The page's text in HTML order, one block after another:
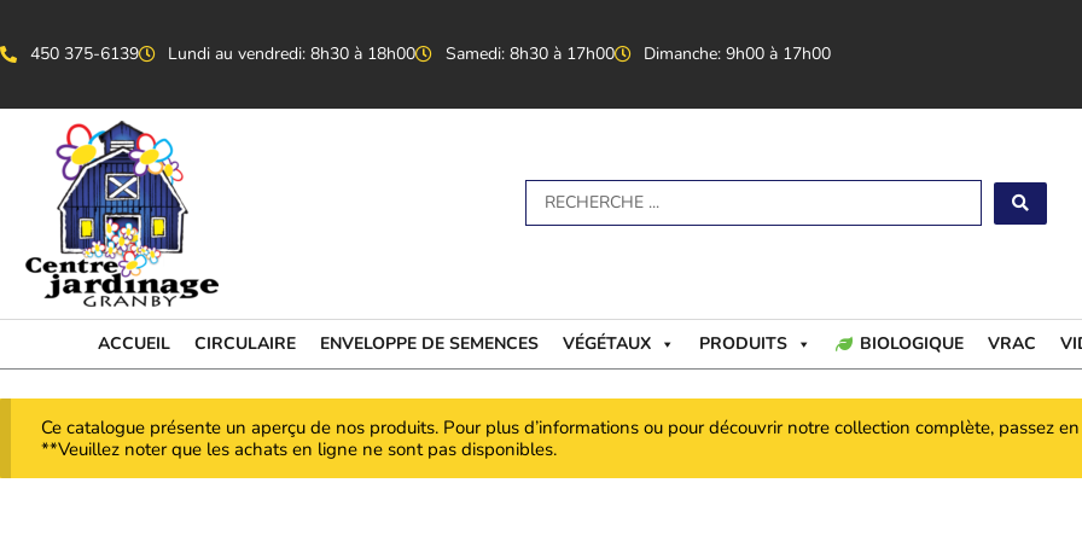
contenu450 375-6139 Lundi au vendredi: 8h30 à 18h00 Samedi: 8h30 à 17h00 Dimanche: 9h00 à 17h00
Search
ACCUEIL CIRCULAIRE ENVELOPPE DE SEMENCES VÉGÉTAUX PRODUITS BIOLOGIQUE VRAC
Ce catalogue présente un aperçu de nos produits. Pour plus d’informations ou pour découvrir notre collection complète, passez
**Veuillez noter que les achats en ligne ne sont pas disponibles.